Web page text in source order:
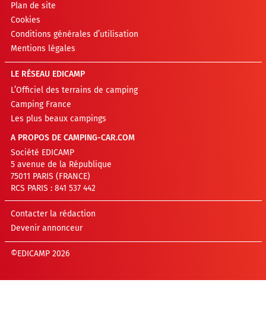
Plan de site
Cookies
Conditions générales d’utilisation
Mentions légales
LE RÉSEAU EDICAMP
L’Officiel des terrains de camping
Camping France
Les plus beaux campings
A PROPOS DE CAMPING-CAR.COM
Société EDICAMP
5 avenue de la République
75011 PARIS (FRANCE)
RCS PARIS : 841 537 442
Contacter la rédaction
Devenir annonceur
©EDICAMP 2026